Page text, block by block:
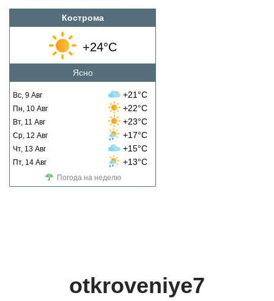
Кострома
+24°C
Ясно
Вс, 9 Авг +21°C
Пн, 10 Авг +22°C
Вт, 11 Авг +23°C
Ср, 12 Авг +17°C
Чт, 13 Авг +15°C
Пт, 14 Авг +13°C
Погода на неделю
otkroveniye7